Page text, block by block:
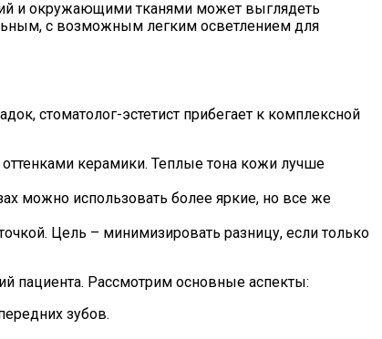
и окружающими тканями может выглядеть
с возможным легким осветлением для
стоматолог-эстетист прибегает к комплексной
керамики. Теплые тона кожи лучше
можно использовать более яркие, но все же
Цель – минимизировать разницу, если только
пациента. Рассмотрим основные аспекты:
зубов.